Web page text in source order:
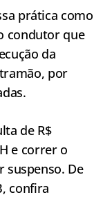
prática como
condutor que
da
por
de R$
e correr o
suspenso. De
confira